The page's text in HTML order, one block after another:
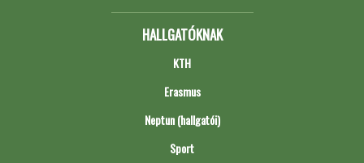
HALLGATÓKNAK
KTH
Erasmus
Neptun (hallgatói)
Sport